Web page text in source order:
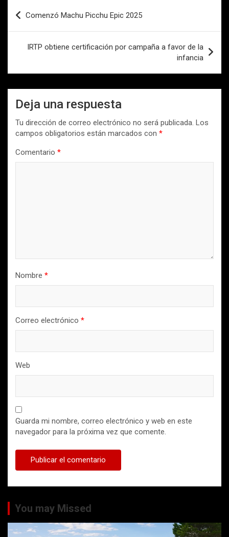
Navegación
de
entradas
Comenzó Machu Picchu Epic 2025
IRTP obtiene certificación por campaña a favor de la
infancia
Deja una respuesta
Tu dirección de correo electrónico no será publicada. Los
campos obligatorios están marcados con *
Comentario *
Nombre *
Correo electrónico *
Web
Guarda mi nombre, correo electrónico y web en este
navegador para la próxima vez que comente.
You may Missed